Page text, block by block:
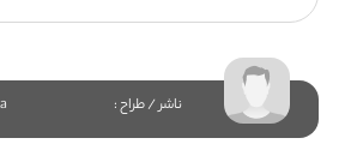
ناشر / طراح :